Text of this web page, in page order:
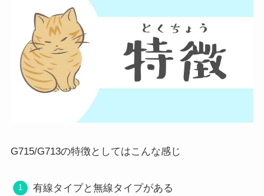
G715/G713の特徴としてはこんな感じ
有線タイプと無線タイプがある